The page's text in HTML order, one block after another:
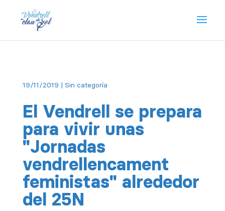
19/11/2019 | Sin categoría
El Vendrell se prepara
para vivir unas
"Jornadas
vendrellencament
feministas" alrededor
del 25N